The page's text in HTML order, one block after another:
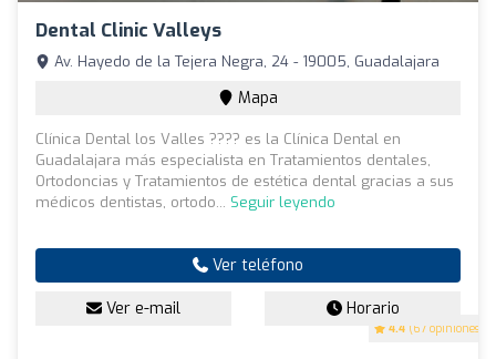
Dental Clinic Valleys
4.4 (67 opiniones)
Av. Hayedo de la Tejera Negra, 24 - 19005, Guadalajara
Mapa
Clínica Dental los Valles ???? es la Clínica Dental en
Guadalajara más especialista en Tratamientos dentales,
Ortodoncias y Tratamientos de estética dental gracias a sus
médicos dentistas, ortodo... Seguir leyendo
Ver teléfono
Ver e-mail Horario